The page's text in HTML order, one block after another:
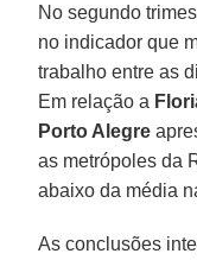
No segundo
no indicador que
trabalho entre as
Em relação a
Porto Alegre
as metrópoles da
abaixo da média
As conclusões